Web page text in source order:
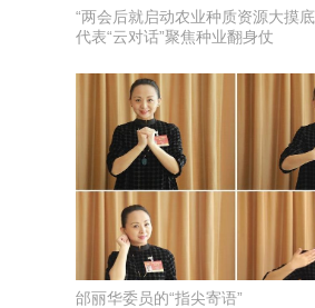
“两会后就启动农业种质资源大摸
代表“云对话”聚焦种业翻身仗
邰丽华委员的“指尖寄语”